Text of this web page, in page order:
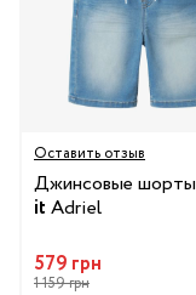
Оставить отзыв
Джинсовые шорты
it Adriel
579 грн
1 159 грн